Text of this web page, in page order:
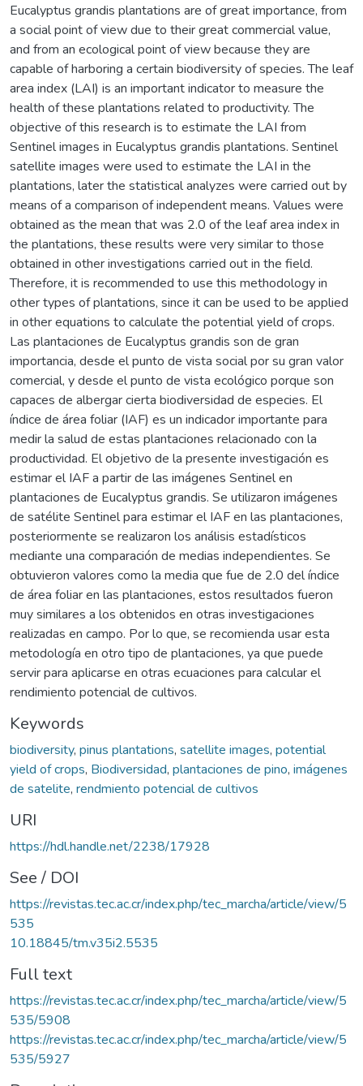
Eucalyptus grandis plantations are of great importance, from
a social point of view due to their great commercial value,
and from an ecological point of view because they are
capable of harboring a certain biodiversity of species. The leaf
area index (LAI) is an important indicator to measure the
health of these plantations related to productivity. The
objective of this research is to estimate the LAI from
Sentinel images in Eucalyptus grandis plantations. Sentinel
satellite images were used to estimate the LAI in the
plantations, later the statistical analyzes were carried out by
means of a comparison of independent means. Values ​​were
obtained as the mean that was 2.0 of the leaf area index in
the plantations, these results were very similar to those
obtained in other investigations carried out in the field.
Therefore, it is recommended to use this methodology in
other types of plantations, since it can be used to be applied
in other equations to calculate the potential yield of crops.
Las plantaciones de Eucalyptus grandis son de gran
importancia, desde el punto de vista social por su gran valor
comercial, y desde el punto de vista ecológico porque son
capaces de albergar cierta biodiversidad de especies. El
índice de área foliar (IAF) es un indicador importante para
medir la salud de estas plantaciones relacionado con la
productividad. El objetivo de la presente investigación es
estimar el IAF a partir de las imágenes Sentinel en
plantaciones de Eucalyptus grandis. Se utilizaron imágenes
de satélite Sentinel para estimar el IAF en las plantaciones,
posteriormente se realizaron los análisis estadísticos
mediante una comparación de medias independientes. Se
obtuvieron valores como la media que fue de 2.0 del índice
de área foliar en las plantaciones, estos resultados fueron
muy similares a los obtenidos en otras investigaciones
realizadas en campo. Por lo que, se recomienda usar esta
metodología en otro tipo de plantaciones, ya que puede
servir para aplicarse en otras ecuaciones para calcular el
rendimiento potencial de cultivos.
Keywords
biodiversity, pinus plantations, satellite images, potential
yield of crops, Biodiversidad, plantaciones de pino, imágenes
de satelite, rendmiento potencial de cultivos
URI
https://hdl.handle.net/2238/17928
See / DOI
https://revistas.tec.ac.cr/index.php/tec_marcha/article/view/5
535
10.18845/tm.v35i2.5535
Full text
https://revistas.tec.ac.cr/index.php/tec_marcha/article/view/5
535/5908
https://revistas.tec.ac.cr/index.php/tec_marcha/article/view/5
535/5927